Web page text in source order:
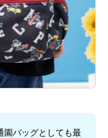
園バッグとしても最